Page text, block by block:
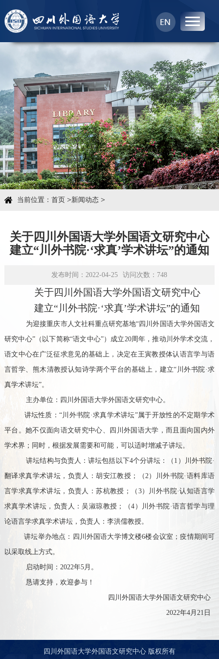
首页
中心概况
科学研究
学术团队
学术交流
资源下载
当前位置： 首页>新闻动态>
关于四川外国语大学外国语文研究中心
建立“川外书院·‘求真’学术讲坛”的通知
发布时间：2022-04-25 访问次数： 748
关于四川外国语大学外国语文研究中心
建立“ 川外书院·‘求真’学术讲坛”的通知
为迎接重庆市人文社科重点研究基地“四川外国语大学外国语文
研究中心”（以下简称“语文中心”）成立20周年，推动川外学术交流，
语文中心在广泛征求意见的基础上，决定在王寅教授体认语言学与语
言哲学、熊木清教授认知诗学两个平台的基础上，建立“川外书院·求
真学术讲坛”。
主办单位 ：四川外国语大学外国语文研究中心。
讲坛性质 ：“川外书院·求真学术讲坛”属于开放性的不定期学术
平台。她不仅面向语文研究中心、四川外国语大学，而且面向国内外
学术界；同时，根据发展需要和可能，可以适时增减子讲坛。
讲坛结构与负责人 ：讲坛包括以下4个分讲坛：（1）川外书院·
翻译求真学术讲坛，负责人：胡安江教授；（2）川外书院·语料库语
言学求真学术讲坛，负责人：苏杭教授；（3）川外书院·认知语言学
求真学术讲坛，负责人：吴淑琼教授；（4）川外书院·语言哲学与理
论语言学求真学术讲坛，负责人：李洪儒教授。
讲坛举办地点 ：四川外国语大学博文楼6楼会议室；疫情期间可
以采取线上方式。
启动时间 ： 2022年5月。
恳请支持，欢迎参与！
四川外国语大学外国语文研究中心
2022年4月21日
四川外国语大学外国语文研究中心 版权所有